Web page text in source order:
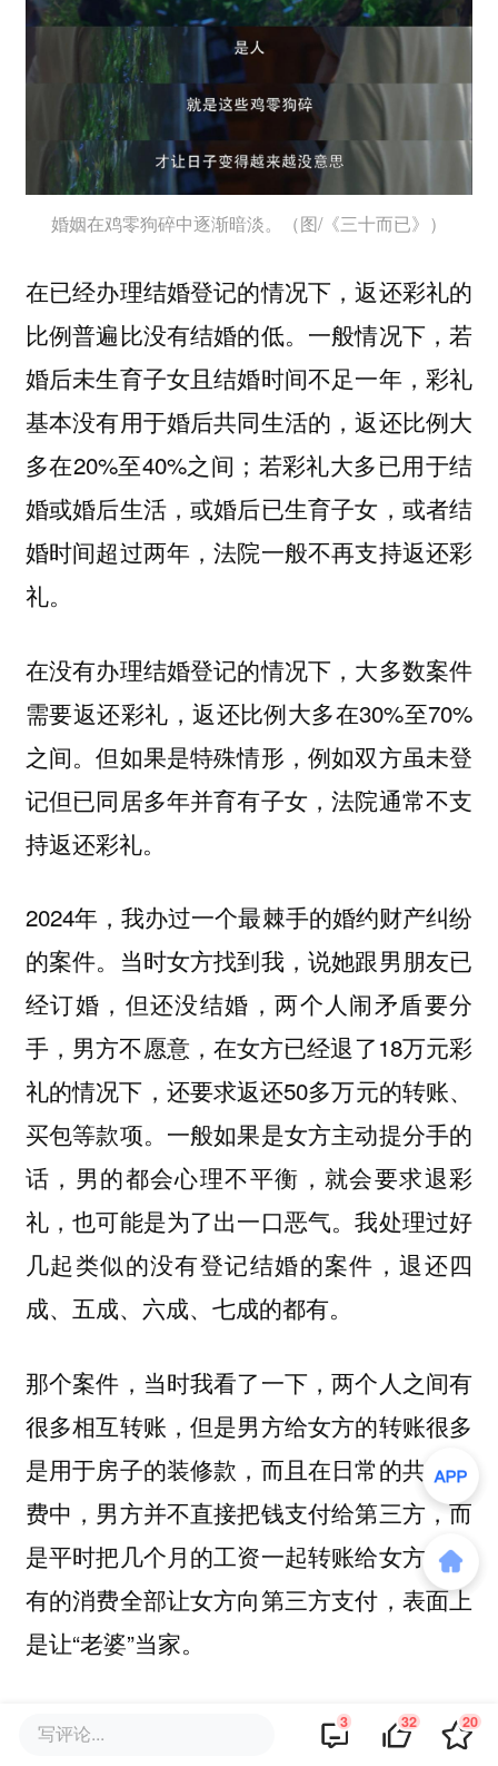
婚姻在鸡零狗碎中逐渐暗淡。（图/《三十而已》）
在已经办理结婚登记的情况下，返还彩礼的
比例普遍比没有结婚的低。一般情况下，若
婚后未生育子女且结婚时间不足一年，彩礼
基本没有用于婚后共同生活的，返还比例大
多在20%至40%之间；若彩礼大多已用于结
婚或婚后生活，或婚后已生育子女，或者结
婚时间超过两年，法院一般不再支持返还彩
礼。
在没有办理结婚登记的情况下，大多数案件
需要返还彩礼，返还比例大多在30%至70%
之间。但如果是特殊情形，例如双方虽未登
记但已同居多年并育有子女，法院通常不支
持返还彩礼。
2024年，我办过一个最棘手的婚约财产纠纷
的案件。当时女方找到我，说她跟男朋友已
经订婚，但还没结婚，两个人闹矛盾要分
手，男方不愿意，在女方已经退了18万元彩
礼的情况下，还要求返还50多万元的转账、
买包等款项。一般如果是女方主动提分手的
话，男的都会心理不平衡，就会要求退彩
礼，也可能是为了出一口恶气。我处理过好
几起类似的没有登记结婚的案件，退还四
成、五成、六成、七成的都有。
那个案件，当时我看了一下，两个人之间有
很多相互转账，但是男方给女方的转账很多
是用于房子的装修款，而且在日常的共同消
费中，男方并不直接把钱支付给第三方，而
是平时把几个月的工资一起转账给女方，所
有的消费全部让女方向第三方支付，表面上
是让“老婆”当家。
按照我的经验，男方可能在之前的关系里吃
写评论... 3 32 20